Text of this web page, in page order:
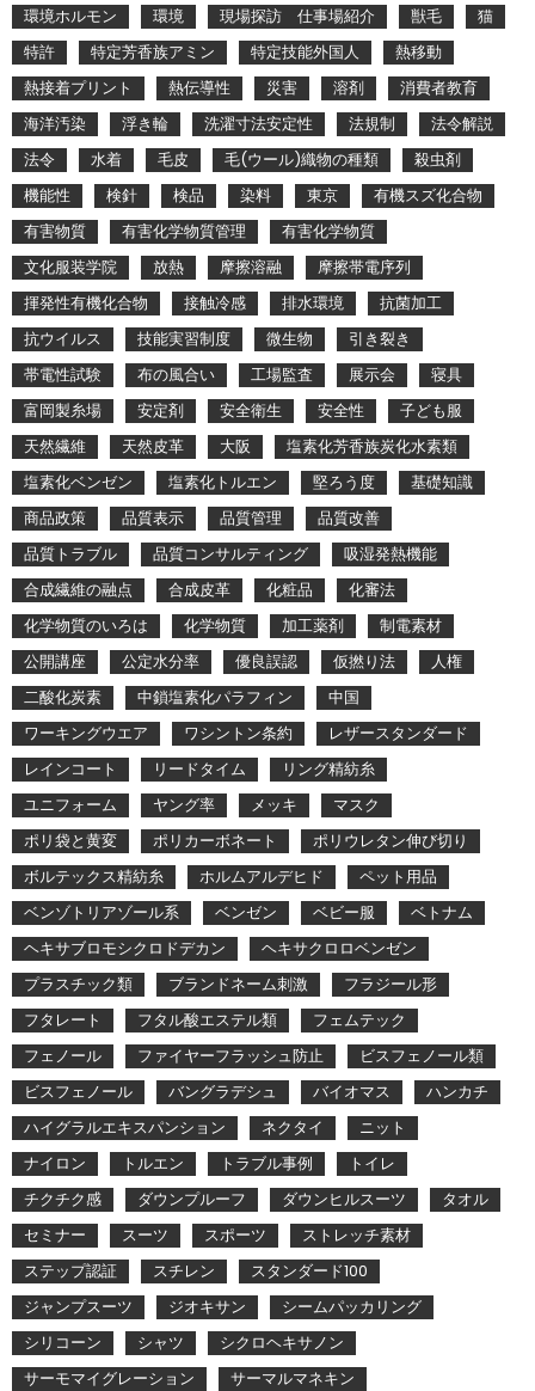
環境ホルモン
環境 現場探訪 仕事場紹介 獣毛
猫
特許
特定芳香族アミン 特定技能外国人
熱移動
熱接着プリント
熱伝導性 災害 溶剤
消費者教育
海洋汚染
浮き輪 洗濯寸法安定性 法規制
法令解説
法令
水着 毛皮 毛(ウール)織物の種類
殺虫剤
機能性
検針 検品 染料 東京
有機スズ化合物
有害物質
有害化学物質管理
有害化学物質
文化服装学院
放熱 摩擦溶融
摩擦帯電序列
揮発性有機化合物
接触冷感 排水環境
抗菌加工
抗ウイルス
技能実習制度 微生物
引き裂き
帯電性試験
布の風合い 工場監査 展示会
寝具
富岡製糸場
安定剤 安全衛生 安全性
子ども服
天然繊維
天然皮革 大阪
塩素化芳香族炭化水素類
塩素化ベンゼン
塩素化トルエン 堅ろう度
基礎知識
商品政策
品質表示 品質管理
品質改善
品質トラブル
品質コンサルティング
吸湿発熱機能
合成繊維の融点
合成皮革 化粧品
化審法
化学物質のいろは
化学物質 加工薬剤
制電素材
公開講座
公定水分率 優良誤認 仮撚り法
人権
二酸化炭素
中鎖塩素化パラフィン
中国
ワーキングウエア
ワシントン条約
レザースタンダード
レインコート
リードタイム
リング精紡糸
ユニフォーム
ヤング率 メッキ
マスク
ポリ袋と黄変
ポリカーボネート
ポリウレタン伸び切り
ボルテックス精紡糸
ホルムアルデヒド
ペット用品
ベンゾトリアゾール系
ベンゼン ベビー服
ベトナム
ヘキサブロモシクロドデカン
ヘキサクロロベンゼン
プラスチック類
ブランドネーム刺激
フラジール形
フタレート
フタル酸エステル類
フェムテック
フェノール
ファイヤーフラッシュ防止
ビスフェノール類
ビスフェノール
バングラデシュ バイオマス
ハンカチ
ハイグラルエキスパンション
ネクタイ
ニット
ナイロン
トルエン トラブル事例
トイレ
チクチク感
ダウンプルーフ ダウンヒルスーツ
タオル
セミナー
スーツ スポーツ
ストレッチ素材
ステップ認証
スチレン
スタンダード100
ジャンプスーツ
ジオキサン
シームパッカリング
シリコーン
シャツ
シクロヘキサノン
サーモマイグレーション
サーマルマネキン